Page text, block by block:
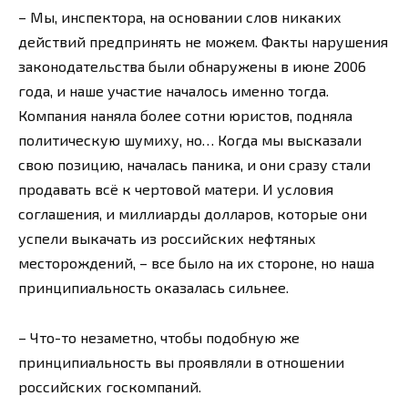
– Мы, инспектора, на основании слов никаких
действий предпринять не можем. Факты нарушения
законодательства были обнаружены в июне 2006
года, и наше участие началось именно тогда.
Компания наняла более сотни юристов, подняла
политическую шумиху, но… Когда мы высказали
свою позицию, началась паника, и они сразу стали
продавать всё к чертовой матери. И условия
соглашения, и миллиарды долларов, которые они
успели выкачать из российских нефтяных
месторождений, – все было на их стороне, но наша
принципиальность оказалась сильнее.
– Что-то незаметно, чтобы подобную же
принципиальность вы проявляли в отношении
российских госкомпаний.